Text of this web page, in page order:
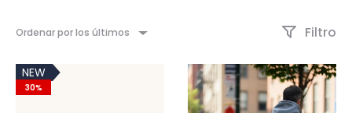
Ordenar por los últimos Filtro
NEW
30%